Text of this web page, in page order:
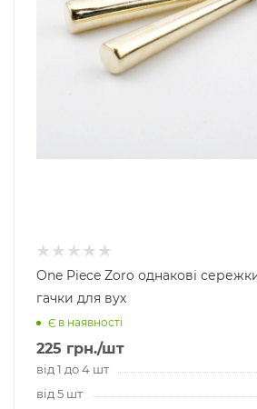
One Piece Zoro однакові
гачки для вух
Є в наявності
225 грн./шт
від 1 до 4 шт
від 5 шт